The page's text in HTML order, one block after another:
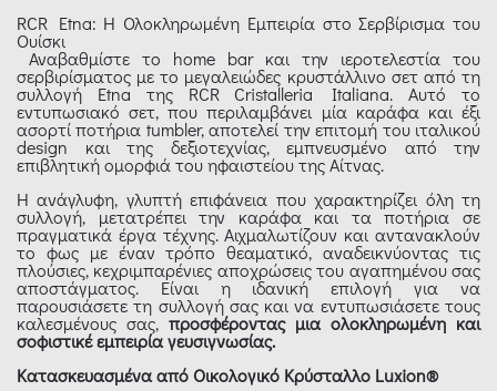
RCR Etna: Η Ολοκληρωμένη Εμπειρία στο Σερβίρισμα του
Ουίσκι
Αναβαθμίστε το home bar και την ιεροτελεστία του
σερβιρίσματος με το μεγαλειώδες κρυστάλλινο σετ από τη
συλλογή Etna της RCR Cristalleria Italiana. Αυτό το
εντυπωσιακό σετ, που περιλαμβάνει μία καράφα και έξι
ασορτί ποτήρια tumbler, αποτελεί την επιτομή του ιταλικού
design και της δεξιοτεχνίας, εμπνευσμένο από την
επιβλητική ομορφιά του ηφαιστείου της Αίτνας.
Η ανάγλυφη, γλυπτή επιφάνεια που χαρακτηρίζει όλη τη
συλλογή, μετατρέπει την καράφα και τα ποτήρια σε
πραγματικά έργα τέχνης. Αιχμαλωτίζουν και αντανακλούν
το φως με έναν τρόπο θεαματικό, αναδεικνύοντας τις
πλούσιες, κεχριμπαρένιες αποχρώσεις του αγαπημένου σας
αποστάγματος. Είναι η ιδανική επιλογή για να
παρουσιάσετε τη συλλογή σας και να εντυπωσιάσετε τους
καλεσμένους σας, προσφέροντας μια ολοκληρωμένη και
σοφιστικέ εμπειρία γευσιγνωσίας.
Κατασκευασμένα από Οικολογικό Κρύσταλλο Luxion®